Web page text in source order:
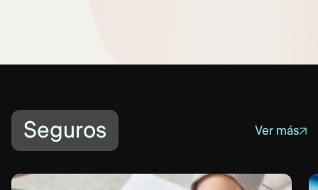
Seguros Ver más